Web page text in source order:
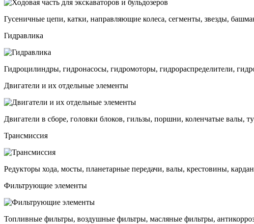
Гусеничные цепи, катки, направляющие колеса, сегменты, звезды,
Гидравлика
Гидроцилиндры, гидронасосы, гидромоторы, гидрораспределители,
Двигатели и их отдельные элементы
Двигатели в сборе, головки блоков, гильзы, поршни, коленчатые валы,
Трансмиссия
Редукторы хода, мосты, планетарные передачи, валы, крестовины,
Фильтрующие элементы
Топливные фильтры, воздушные фильтры, масляные фильтры,